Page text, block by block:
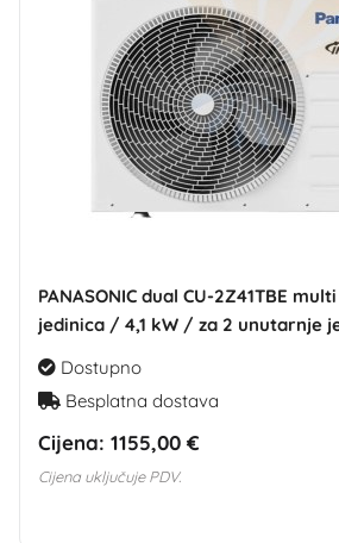
PANASONIC dual CU-2Z41TBE
jedinica / 4,1 kW / za 2 unutarnje
Dostupno
Besplatna dostava
Cijena: 1155,00 €
Cijena uključuje PDV.